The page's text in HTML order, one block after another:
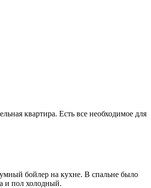
квартира. Есть все необходимое для
бойлер на кухне. В спальне было
и пол холодный.